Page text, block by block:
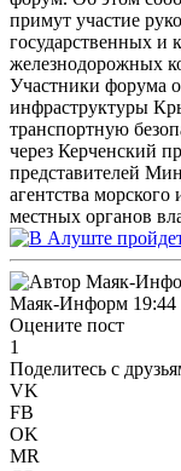
примут участие
государственных и
железнодорожных
Участники форума
инфраструктуры
транспортную
через Керченский
представителей
агентства
местных органов
Маяк-Информ 19:44
Оцените пост
1
Поделитесь с
VK
FB
OK
MR